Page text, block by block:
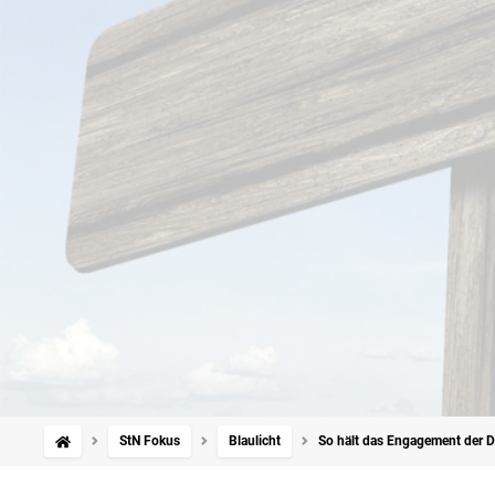
StN Fokus Blaulicht So hält das Engagement der